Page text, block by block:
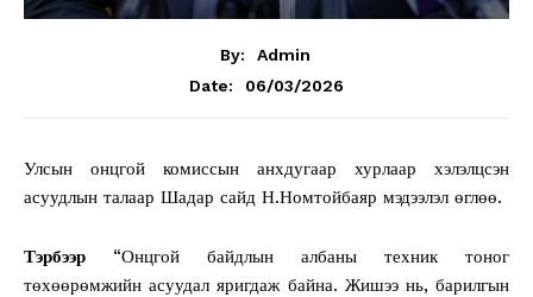
By:
Admin
Date:
06/03/2026
Улсын онцгой комиссын анхдугаар хурлаар хэлэлцсэн
асуудлын талаар Шадар сайд Н.Номтойбаяр мэдээлэл өглөө.
Тэрбээр “Онцгой байдлын албаны техник тоног
төхөөрөмжийн асуудал яригдаж байна. Жишээ нь, барилгын